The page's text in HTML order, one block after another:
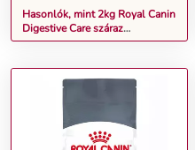
Hasonlók, mint 2kg Royal Canin
Digestive Care száraz
macskaeledel